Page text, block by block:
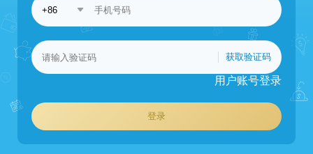
获取验证码
用户账号登录
登录